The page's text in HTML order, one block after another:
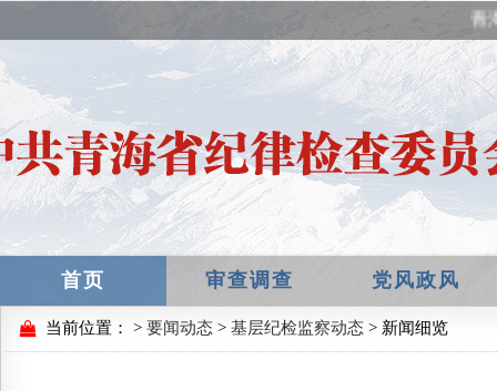
青
首页 审查调查 党风政风
当前位置： > 要闻动态 > 基层纪检监察动态 > 新闻细览